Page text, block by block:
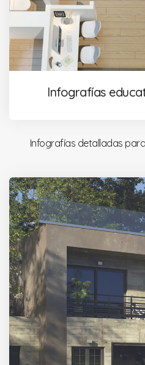
Infografías
Infografías detalladas